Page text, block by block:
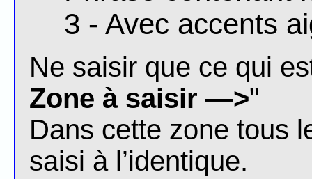
3 - Avec accents
Ne saisir que ce qui
Zone à saisir —>"
Dans cette zone tous
saisi à l’identique.